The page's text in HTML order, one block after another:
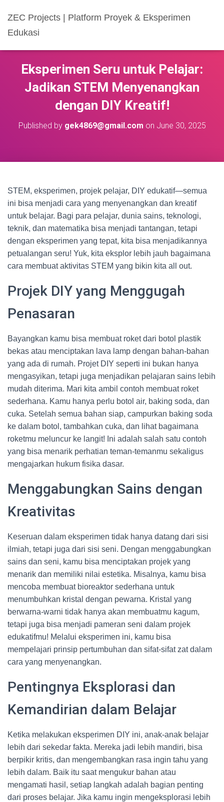
ZEC Projects | Platform Proyek & Eksperimen
Edukasi
Eksperimen Seru untuk Pelajar:
Jadikan STEM Menyenangkan
dengan DIY Kreatif!
Published by gek4869@gmail.com on June 30, 2025
STEM, eksperimen, projek pelajar, DIY edukatif—semua
ini bisa menjadi cara yang menyenangkan dan kreatif
untuk belajar. Bagi para pelajar, dunia sains, teknologi,
teknik, dan matematika bisa menjadi tantangan, tetapi
dengan eksperimen yang tepat, kita bisa menjadikannya
petualangan seru! Yuk, kita eksplor lebih jauh bagaimana
cara membuat aktivitas STEM yang bikin kita all out.
Projek DIY yang Menggugah
Penasaran
Bayangkan kamu bisa membuat roket dari botol plastik
bekas atau menciptakan lava lamp dengan bahan-bahan
yang ada di rumah. Projet DIY seperti ini bukan hanya
mengasyikan, tetapi juga menjadikan pelajaran sains lebih
mudah diterima. Mari kita ambil contoh membuat roket
sederhana. Kamu hanya perlu botol air, baking soda, dan
cuka. Setelah semua bahan siap, campurkan baking soda
ke dalam botol, tambahkan cuka, dan lihat bagaimana
roketmu meluncur ke langit! Ini adalah salah satu contoh
yang bisa menarik perhatian teman-temanmu sekaligus
mengajarkan hukum fisika dasar.
Menggabungkan Sains dengan
Kreativitas
Keseruan dalam eksperimen tidak hanya datang dari sisi
ilmiah, tetapi juga dari sisi seni. Dengan menggabungkan
sains dan seni, kamu bisa menciptakan projek yang
menarik dan memiliki nilai estetika. Misalnya, kamu bisa
mencoba membuat bioreaktor sederhana untuk
menumbuhkan kristal dengan pewarna. Kristal yang
berwarna-warni tidak hanya akan membuatmu kagum,
tetapi juga bisa menjadi pameran seni dalam projek
edukatifmu! Melalui eksperimen ini, kamu bisa
mempelajari prinsip pertumbuhan dan sifat-sifat zat dalam
cara yang menyenangkan.
Pentingnya Eksplorasi dan
Kemandirian dalam Belajar
Ketika melakukan eksperimen DIY ini, anak-anak belajar
lebih dari sekedar fakta. Mereka jadi lebih mandiri, bisa
berpikir kritis, dan mengembangkan rasa ingin tahu yang
lebih dalam. Baik itu saat mengukur bahan atau
mengamati hasil, setiap langkah adalah bagian penting
dari proses belajar. Jika kamu ingin mengeksplorasi lebih